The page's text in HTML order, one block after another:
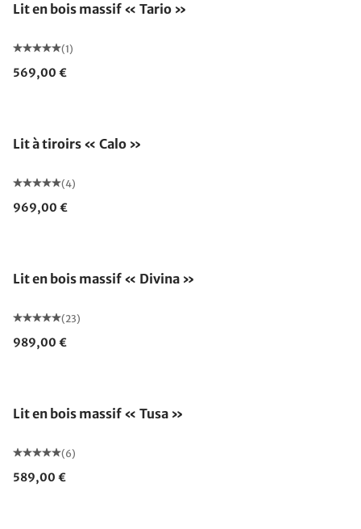
Lit en bois massif « Tario »
(1)
569,00 €
Lit à tiroirs « Calo »
(4)
969,00 €
Lit en bois massif « Divina »
(23)
989,00 €
Lit en bois massif « Tusa »
(6)
589,00 €